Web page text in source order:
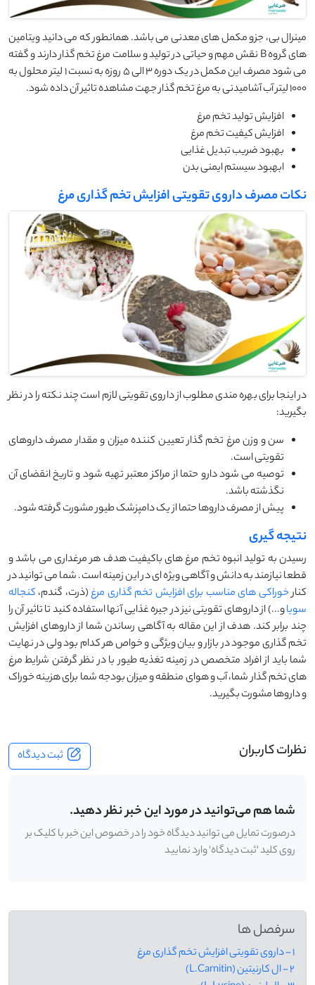
مینرال بی، جزو مکمل های معدنی می باشد. همانطور که می دانید ویتامین
های گروه B نقش مهم و حیاتی در تولید و سلامت مرغ تخم گذار دارند و گفته
می شود مصرف این مکمل در یک دوره 3 الی 5 روزه به نسبت 1 لیتر محلول به
1000 لیتر آب آشامیدنی به مرغ تخم گذار جهت مشاهده تاثیر آن داده شود.
افزایش تولید تخم مرغ
افزایش کیفیت تخم مرغ
بهبود ضریب تبدیل غذایی
ابهبود سیستم ایمنی بدن
نکات مصرف داروی تقویتی افزایش تخم گذاری مرغ
در اینجا برای بهره مندی مطلوب از داروی تقویتی لازم است چند نکته را در نظر
بگیرید:
سن و وزن مرغ تخم گذار تعیین کننده میزان و مقدار مصرف داروهای
تقویتی است.
توصیه می شود دارو حتما از مراکز معتبر تهیه شود و تاریخ انقضای آن
نگذشته باشد.
پیش از مصرف داروها حتما از یک دامپزشک طیور مشورت گرفته شود.
نتیجه گیری
رسیدن به تولید انبوه تخم مرغ های باکیفیت هدف هر مرغداری می باشد و
قطعا نیازمند به دانش و آگاهی ویژه ای در این زمینه است. شما می توانید در
کنارخوراکی های مناسب برای افزایش تخم گذاری مرغ(ذرت، گندم، کنجاله
سویاو...) از داروهای تقویتی نیز در جیره غذایی آنها استفاده کنید تا تاثیر آن را
چند برابر کند. هدف از این مقاله به آگاهی رساندن شما از داروهای افزایش
تخم گذاری موجود در بازار و بیان ویژگی و خواص هر کدام بود ولی در نهایت
شما باید از افراد متخصص در زمینه تغذیه طیور با در نظر گرفتن شرایط مرغ
های تخم گذار شما، آب و هوای منطقه و میزان بودجه شما برای هزینه خوراک
و داروها مشورت بگیرید.
نظرات کاربران ثبت دیدگاه
شما هم می‌توانید در مورد این خبر نظر دهید.
درصورت تمایل می توانید دیدگاه خود را در خصوص این خبر با کلیک بر
روی کلید 'ثبت دیدگاه' وارد نمایید
سرفصل ها
1 - داروی تقویتی افزایش تخم گذاری مرغ
2 - ال کارنیتین (L.Carnitin)